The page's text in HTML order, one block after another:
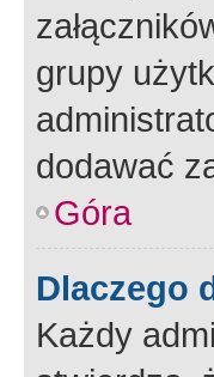
grupy
dodawać
Góra
Dlaczego
Każdy